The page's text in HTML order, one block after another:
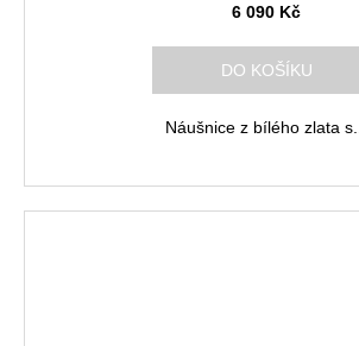
6 090 Kč
DO KOŠÍKU
Náušnice z bílého zlata s...